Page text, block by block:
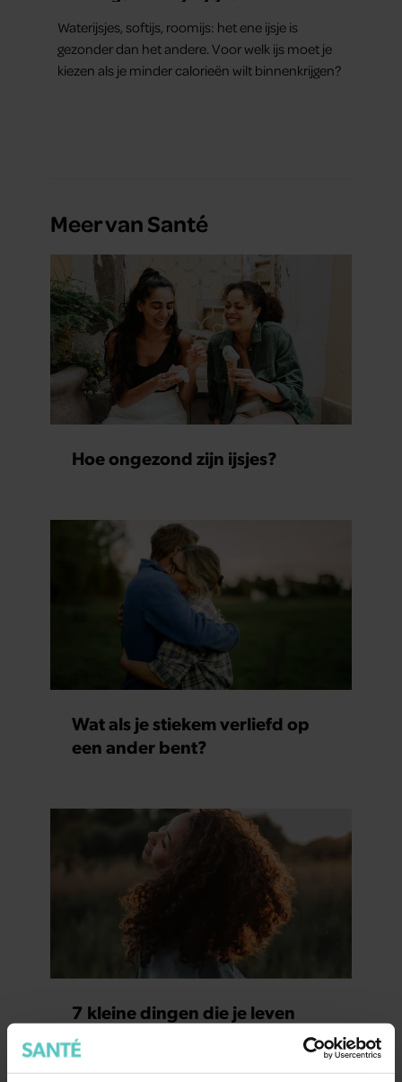
Waterijsjes, softijs, roomijs: het ene ijsje is
gezonder dan het andere. Voor welk ijs moet je
kiezen als je minder calorieën wilt binnenkrijgen?
Meer van Santé
Hoe ongezond zijn ijsjes?
Wat als je stiekem verliefd op
een ander bent?
7 kleine dingen die je leven
beter maken (en weinig tijd
kosten)